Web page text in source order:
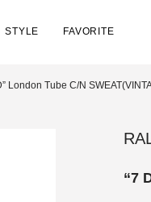
STYLE FAVORITE
London Tube C/N
“7